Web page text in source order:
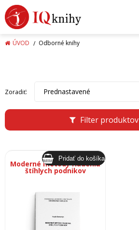
ÚVOD Odborné knihy
Filter produktov
Zoradiť: Prednastavené
Moderné metódy riadenia
štíhlych podnikov